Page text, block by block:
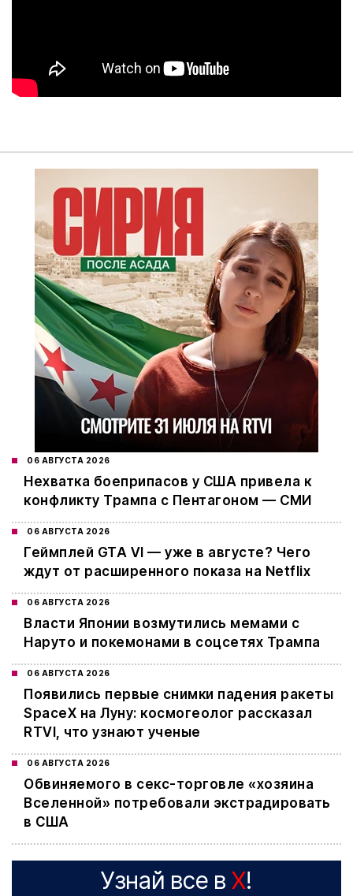
06 АВГУСТА 2026
Нехватка боеприпасов у США привела к
конфликту Трампа с Пентагоном — СМИ
06 АВГУСТА 2026
Геймплей GTA VI — уже в августе? Чего
ждут от расширенного показа на Netflix
06 АВГУСТА 2026
Власти Японии возмутились мемами с
Наруто и покемонами в соцсетях Трампа
06 АВГУСТА 2026
Появились первые снимки падения ракеты
SpaceX на Луну: космогеолог рассказал
RTVI, что узнают ученые
06 АВГУСТА 2026
Обвиняемого в секс-торговле «хозяина
Вселенной» потребовали экстрадировать
в США
Узнай все в X!